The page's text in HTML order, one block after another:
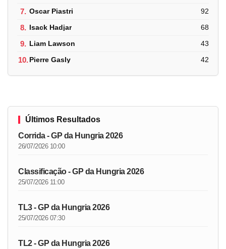
7. Oscar Piastri 92
8. Isack Hadjar 68
9. Liam Lawson 43
10.Pierre Gasly 42
Últimos Resultados
Corrida - GP da Hungria 2026
26/07/2026 10:00
Classificação - GP da Hungria 2026
25/07/2026 11:00
TL3 - GP da Hungria 2026
25/07/2026 07:30
TL2 - GP da Hungria 2026